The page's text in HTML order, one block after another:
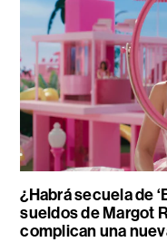
¿Habrá secuela de
sueldos de Margot
complican una